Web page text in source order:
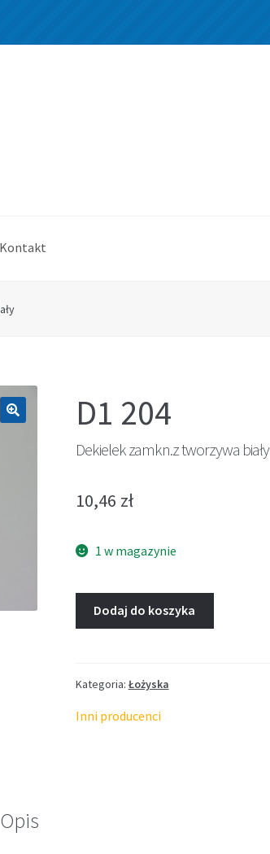
Kontakt
D1 204
Dekielek zamkn.z tworzywa biały
10,46 zł
1 w magazynie
Dodaj do koszyka
Kategoria: Łożyska
Inni producenci
Opis